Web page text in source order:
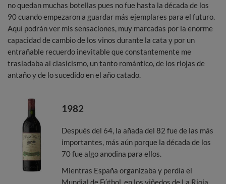
no quedan muchas botellas pues no fue hasta la década de los
90 cuando empezaron a guardar más ejemplares para el futuro.
Aquí podrán ver mis sensaciones, muy marcadas por la enorme
capacidad de cambio de los vinos durante la cata y por un
entrañable recuerdo inevitable que constantemente me
trasladaba al clasicismo, un tanto romántico, de los riojas de
antaño y de lo sucedido en el año catado.
1982
Después del 64, la añada del 82 fue de las más
importantes, más aún porque la década de los
70 fue algo anodina para ellos.
Mientras España organizaba y perdía el
Mundial de Fútbol, en los viñedos de La Rioja